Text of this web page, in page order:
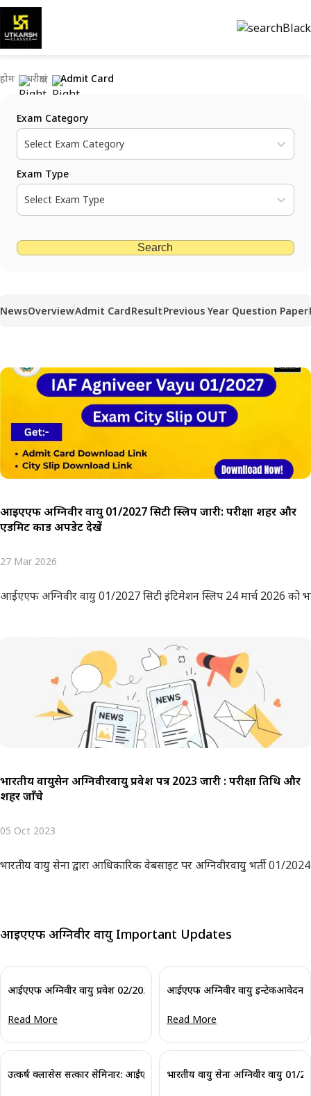
होम परीक्षाएं Admit Card
Exam Category
Select Exam Category
Exam Type
Select Exam Type
Search
NewsOverviewAdmit CardResultPrevious Year Question Paper
आईएएफ अग्निवीर वायु 01/2027 सिटी स्लिप जारी: परीक्षा शहर और
एडमिट कार्ड अपडेट देखें
27 Mar 2026
आईएएफ अग्निवीर वायु 01/2027 सिटी इंटिमेशन स्लिप 24 मार्च 2026 को
भारतीय वायुसेन अग्निवीरवायु प्रवेश पत्र 2023 जारी : परीक्षा तिथि और
शहर जाँचे
05 Oct 2023
भारतीय वायु सेना द्वारा आधिकारिक वेबसाइट पर अग्निवीरवायु भर्ती 01/
आईएएफ अग्निवीर वायु Important Updates
आईएएफ अग्निवीर वायु प्रवेश 02/2025 आवेदन तिथियां बढ़ाई गई
Read More
आईएएफ अग्निवीर वायु
Read More
उत्कर्ष क्लासेस सत्कार सेमिनार: आईएएफ अग्निवीर वायु अंतिम परिणाम
भारतीय वायु सेना अग्निवीर वायु